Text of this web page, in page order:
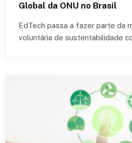
Global da ONU no Brasil
EdTech passa a fazer parte da
voluntária de sustentabilidade